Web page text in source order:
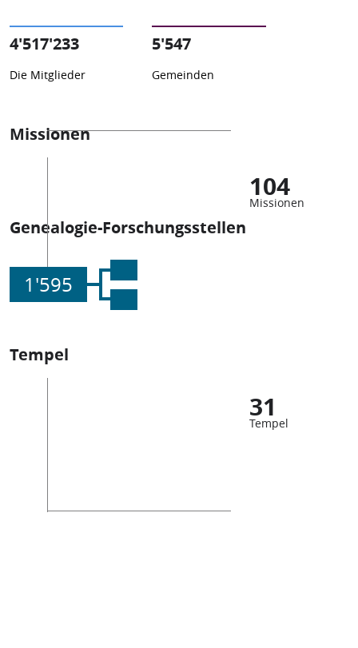
4'517'233
Die Mitglieder
5'547
Gemeinden
Missionen
104
Missionen
Genealogie-Forschungsstellen
1'595
Tempel
31
Tempel